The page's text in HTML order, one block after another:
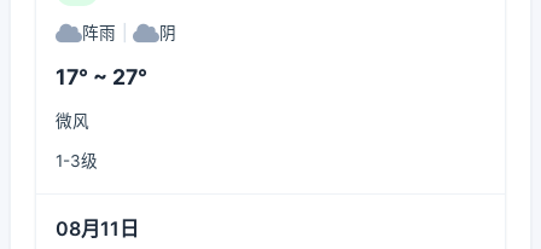
阵雨 阴
17° ~ 27°
微风
1-3级
08月11日